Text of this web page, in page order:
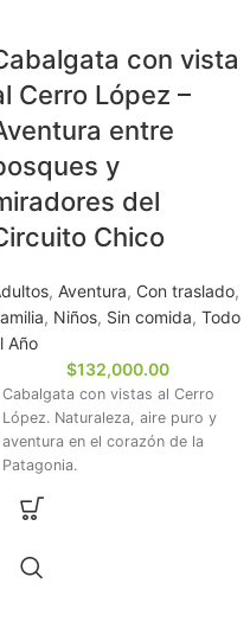
con vista
Cerro López –
entre
y
del
Chico
, Aventura, Con traslado,
, Niños, Sin comida, Todo
Año
$132,000.00
Cabalgata con vistas al Cerro
López. Naturaleza, aire puro y
aventura en el corazón de la
Patagonia.